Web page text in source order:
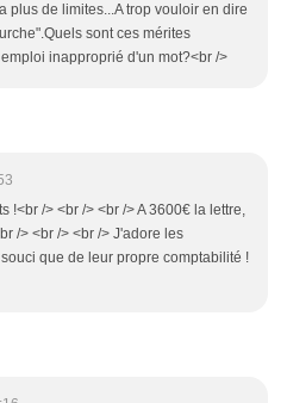
plus de limites...A trop vouloir en dire
sont ces mérites
inapproprié d'un mot?<br />
!<br /> <br /> <br /> A 3600€ la lettre,
/> <br /> <br /> J'adore les
que de leur propre comptabilité !